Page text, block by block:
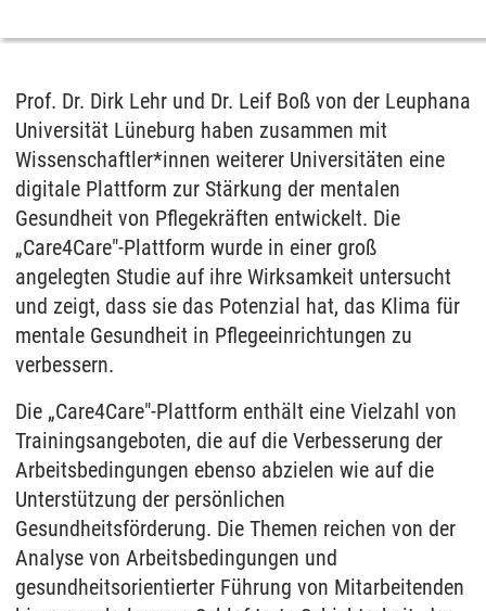
Prof. Dr. Dirk Lehr und Dr. Leif Boß von der Leuphana
Universität Lüneburg haben zusammen mit
Wissenschaftler*innen weiterer Universitäten eine
digitale Plattform zur Stärkung der mentalen
Gesundheit von Pflegekräften entwickelt. Die
„Care4Care"-Plattform wurde in einer groß
angelegten Studie auf ihre Wirksamkeit untersucht
und zeigt, dass sie das Potenzial hat, das Klima für
mentale Gesundheit in Pflegeeinrichtungen zu
verbessern.
Die „Care4Care"-Plattform enthält eine Vielzahl von
Trainingsangeboten, die auf die Verbesserung der
Arbeitsbedingungen ebenso abzielen wie auf die
Unterstützung der persönlichen
Gesundheitsförderung. Die Themen reichen von der
Analyse von Arbeitsbedingungen und
gesundheitsorientierter Führung von Mitarbeitenden